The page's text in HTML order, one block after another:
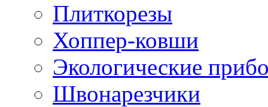
Плиткорезы
Хоппер-ковши
Экологические
Швонарезчики